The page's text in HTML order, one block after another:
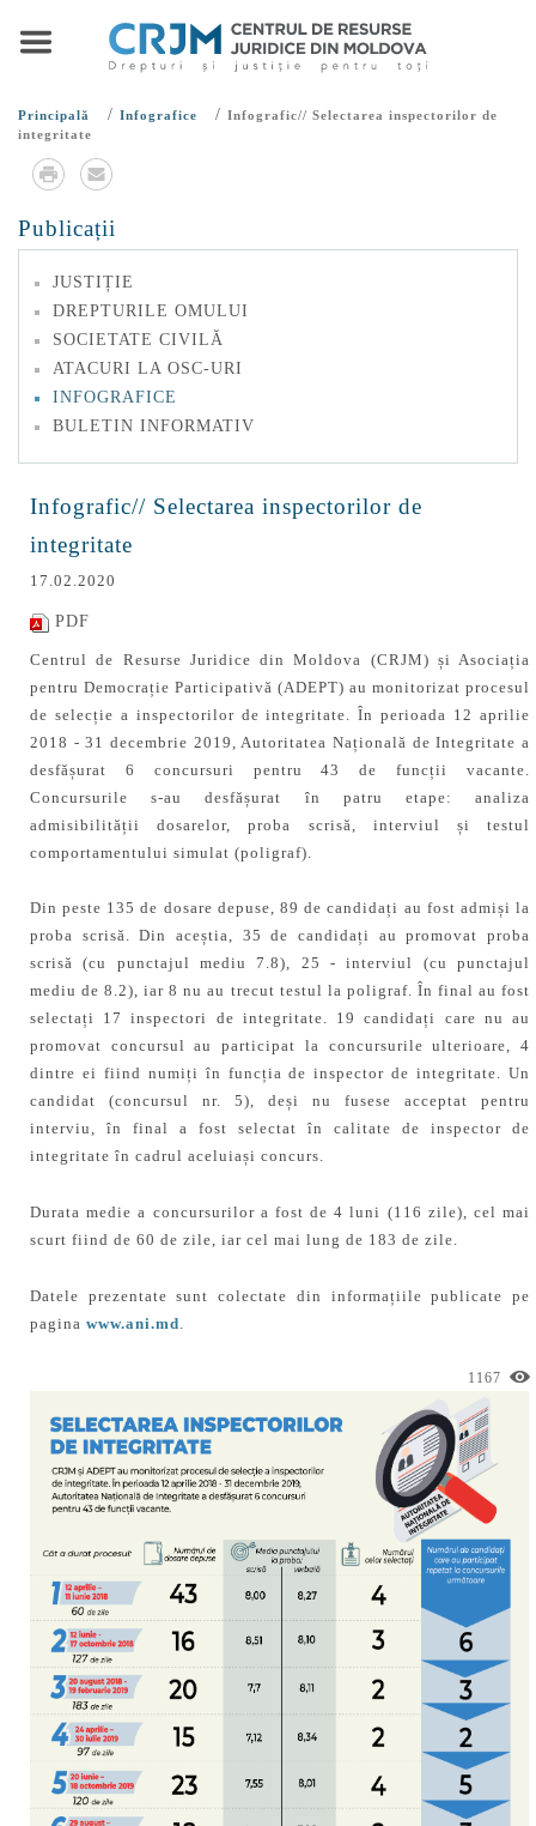
Principală / Infografice / Infografic// Selectarea inspectorilor de
integritate
Publicații
JUSTIȚIE
DREPTURILE OMULUI
SOCIETATE CIVILĂ
ATACURI LA OSC-URI
INFOGRAFICE
BULETIN INFORMATIV
Infografic// Selectarea inspectorilor de
integritate
17.02.2020
PDF
Centrul de Resurse Juridice din Moldova (CRJM) și Asociația
pentru Democrație Participativă (ADEPT) au monitorizat procesul
de selecție a inspectorilor de integritate. În perioada 12 aprilie
2018 - 31 decembrie 2019, Autoritatea Națională de Integritate a
desfășurat 6 concursuri pentru 43 de funcții vacante.
Concursurile s-au desfășurat în patru etape: analiza
admisibilității dosarelor, proba scrisă, interviul și testul
comportamentului simulat (poligraf).
Din peste 135 de dosare depuse, 89 de candidați au fost admiși la
proba scrisă. Din aceștia, 35 de candidați au promovat proba
scrisă (cu punctajul mediu 7.8), 25 - interviul (cu punctajul
mediu de 8.2), iar 8 nu au trecut testul la poligraf. În final au fost
selectați 17 inspectori de integritate. 19 candidați care nu au
promovat concursul au participat la concursurile ulterioare, 4
dintre ei fiind numiți în funcția de inspector de integritate. Un
candidat (concursul nr. 5), deși nu fusese acceptat pentru
interviu, în final a fost selectat în calitate de inspector de
integritate în cadrul aceluiași concurs.
Durata medie a concursurilor a fost de 4 luni (116 zile), cel mai
scurt fiind de 60 de zile, iar cel mai lung de 183 de zile.
Datele prezentate sunt colectate din informațiile publicate pe
pagina www.ani.md
1167